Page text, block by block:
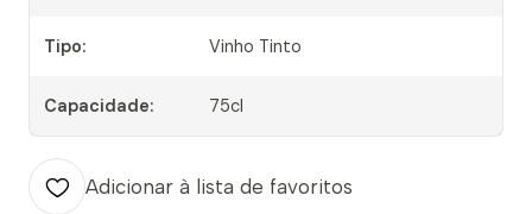
Tipo: Vinho Tinto
Capacidade: 75cl
Adicionar à lista de favoritos